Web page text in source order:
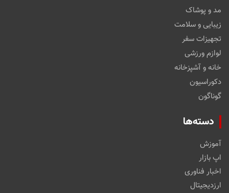
مد و پوشاک
زیبایی و سلامت
تجهیزات سفر
لوازم ورزشی
خانه و آشپزخانه
دکوراسیون
گوناگون
دسته‌ها
آموزش
اپ بازار
اخبار فناوری
ارزدیجیتال